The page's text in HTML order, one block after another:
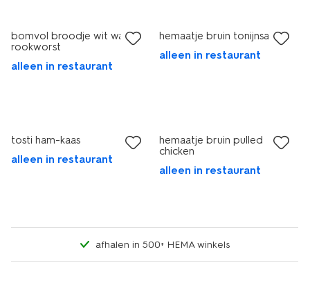
bomvol broodje wit warme
rookworst
alleen in restaurant
hemaatje bruin tonijnsalade
alleen in restaurant
tosti ham-kaas
alleen in restaurant
hemaatje bruin pulled
chicken
alleen in restaurant
afhalen in 500+ HEMA winkels